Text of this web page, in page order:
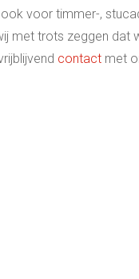
voor timmer-,
met trots zeggen
contact met